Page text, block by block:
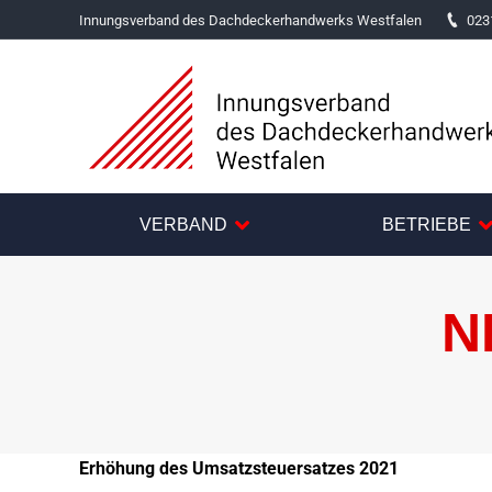
Innungsverband des Dachdeckerhandwerks Westfalen
VERBAND BETRIEBE
Erhöhung des Umsatzsteuersatzes 2021